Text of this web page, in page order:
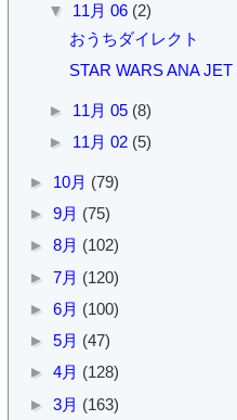
▼ 11月 06 (2)
おうちダイレクト
STAR WARS ANA JET
► 11月 05 (8)
► 11月 02 (5)
► 10月 (79)
► 9月 (75)
► 8月 (102)
► 7月 (120)
► 6月 (100)
► 5月 (47)
► 4月 (128)
► 3月 (163)